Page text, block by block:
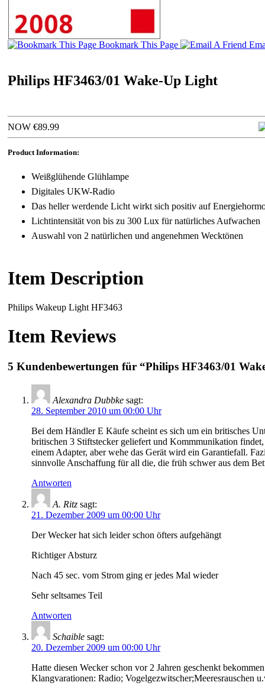
Bookmark This Page
Philips HF3463/01 Wake-Up Light
NOW €89.99
Product Information:
Weißglühende Glühlampe
Digitales UKW-Radio
Das heller werdende Licht wirkt sich positiv auf
Lichtintensität von bis zu 300 Lux für natürliches Aufwachen
Auswahl von 2 natürlichen und angenehmen Wecktönen
Item Description
Philips Wakeup Light HF3463
Item Reviews
5 Kundenbewertungen für “Philips HF3463/01
Alexandra Dubbke sagt:
28. September 2010 um 00:00 Uhr
Bei dem Händler E Käufe scheint es sich um ein britisches
britischen 3 Stiftstecker geliefert und Kommmunikation
einem Adapter, aber wehe das Gerät wird ein Garantiefall.
sinnvolle Anschaffung für all die, die früh schwer aus dem
Antworten
A. Ritz sagt:
21. Dezember 2009 um 00:00 Uhr
Der Wecker hat sich leider schon öfters aufgehängt
Richtiger Absturz
Nach 45 sec. vom Strom ging er jedes Mal wieder
Sehr seltsames Teil
Antworten
Schaible sagt:
20. Dezember 2009 um 00:00 Uhr
Hatte diesen Wecker schon vor 2 Jahren geschenkt
Klangvarationen: Radio; Vogelgezwitscher;Meeresrauschen